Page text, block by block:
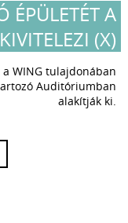
ÉPÜLETÉT A
(X)
WING tulajdonában
Auditóriumban
alakítják ki.